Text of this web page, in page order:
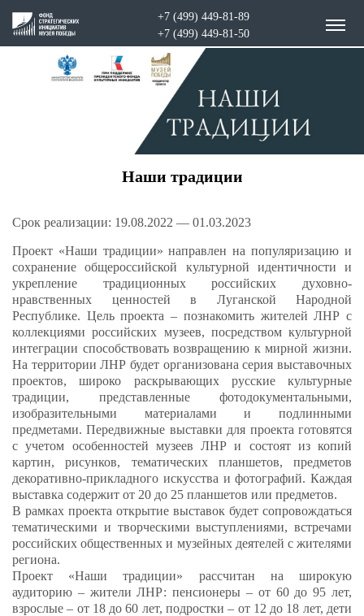
+7 (499) 449-81-89
+7 (499) 449-81-50
Наши традиции
Срок реализации: 19.08.2022 — 01.03.2023
Проект «Наши традиции» направлен на популяризацию и
сохранение общероссийской культурной идентичности и
укрепление традиционных российских духовно-
нравственных ценностей в Луганской Народной
Республике. Цель проекта – познакомить жителей ЛНР с
коллекциями российских музеев, посредством культурной
интеграции способствовать возвращению к мирной жизни.
На территории ЛНР будет организована серия выставочных
проектов, широко раскрывающих русские культурные
традиции, представленные фотодокументальными,
изобразительными материалами и подлинными
предметами. Передвижные выставки для проекта готовятся
с учетом особенностей музеев ЛНР и состоят из копий
картин, рисунков, тематических планшетов, предметов
декоративно-прикладного искусства и фотографий. Каждая
выставка содержит от 20 до 25 планшетов или предметов.
В рамках проекта открытие выставок будет сопровождаться
тематическими и творческими выступлениями, встречами
российских общественных и музейных деятелей с жителями
региона.
Проект «Наши традиции» рассчитан на широкую
аудиторию – жители ЛНР: пенсионеры – от 60 до 95 лет,
взрослые – от 18 до 60 лет, подростки – от 12 до 18 лет, дети